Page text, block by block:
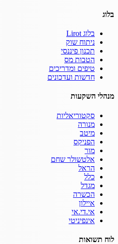
בלוג
בלוג Lirot
ניתוח שוק
תכנון פיננסי
הטבות מס
טיפים ומדריכים
חדשות ועדכונים
מנהלי השקעות
סקטוריאליות
מנורה
מיטב
הפניקס
מור
אלטשולר שחם
הראל
כלל
מגדל
הכשרה
איילון
אי.די.אי
אינפיניטי
לוח תשואות